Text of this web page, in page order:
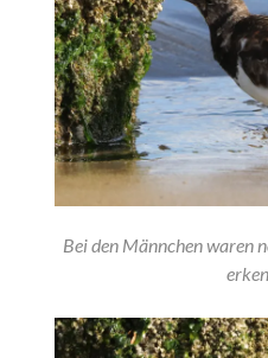
Bei den Männchen waren